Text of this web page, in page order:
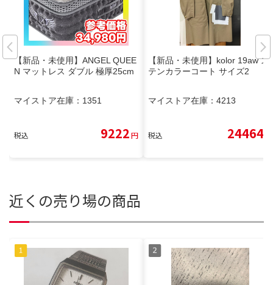
【新品・未使用】ANGEL QUEE
N マットレス ダブル 極厚25cm
マイストア在庫： 1351
税込 9222円
【新品・未使用】kolor 19aw ス
テンカラーコート サイズ2
マイストア在庫： 4213
税込 24464
近くの売り場の商品